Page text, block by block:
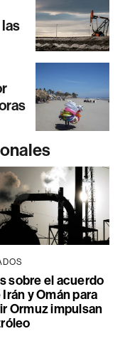
sobre el acuerdo
y Omán para
Ormuz impulsan